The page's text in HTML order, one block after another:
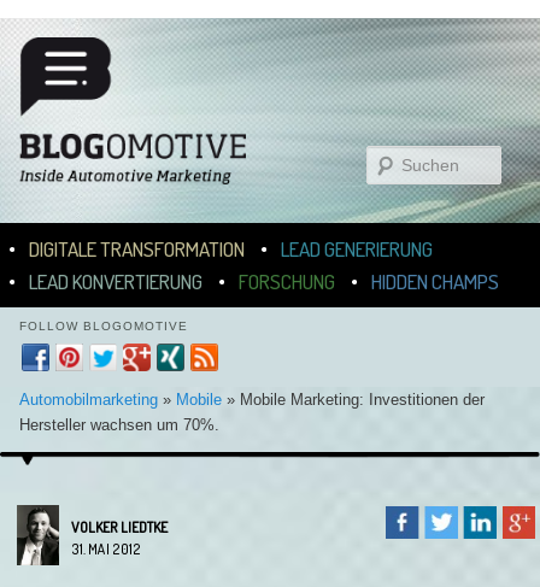
Suchen
ZUM INHALT WECHSELN
ZUM SEKUNDÄREN INHALT WECHSELN
DIGITALE TRANSFORMATION
LEAD GENERIERUNG
LEAD KONVERTIERUNG
FORSCHUNG HIDDEN CHAMPS
FOLLOW BLOGOMOTIVE
Automobilmarketing » Mobile » Mobile Marketing: Investitionen der
Hersteller wachsen um 70%.
VOLKER LIEDTKE
31. MAI 2012